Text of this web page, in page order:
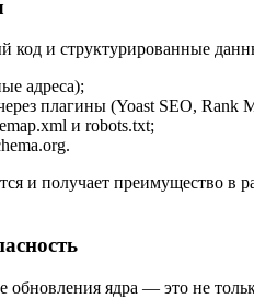
и структурированные
адреса);
плагины (Yoast SEO, Rank
и robots.txt;
и получает преимущество
обновления ядра — это не